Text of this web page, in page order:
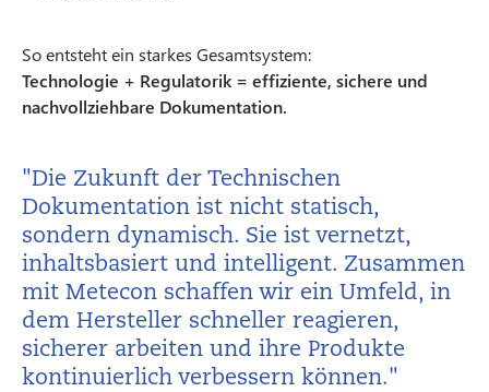
So entsteht ein starkes Gesamtsystem:
Technologie + Regulatorik = effiziente, sichere und
nachvollziehbare Dokumentation.
"Die Zukunft der Technischen
Dokumentation ist nicht statisch,
sondern dynamisch. Sie ist vernetzt,
inhaltsbasiert und intelligent. Zusammen
mit Metecon schaffen wir ein Umfeld, in
dem Hersteller schneller reagieren,
sicherer arbeiten und ihre Produkte
kontinuierlich verbessern können."